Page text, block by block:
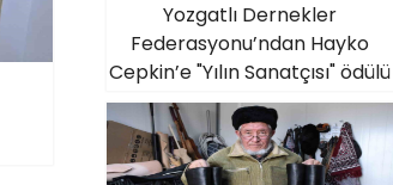
Yozgatlı Dernekler
Federasyonu’ndan Hayko
Cepkin’e "Yılın Sanatçısı" ödülü